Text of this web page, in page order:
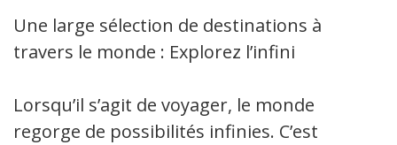
Une large sélection de destinations à
travers le monde : Explorez l’infini
Lorsqu’il s’agit de voyager, le monde
regorge de possibilités infinies. C’est